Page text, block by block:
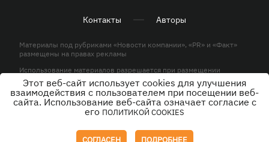
Контакты Авторы
Материалы под рубриками «Новости компании», «PR» и «Факт»
размещены на правах рекламы
Использование материалов разрешается при размещении
активной гиперссылки на KP.UA в первом абзаце.
© ООО «ЮЛАВ МЕДИА»,2026. Все права защищены.
Этот веб-сайт использует cookies для улучшения
взаимодействия с пользователем при посещении веб-
сайта. Использование веб-сайта означает согласие с
его ПОЛИТИКОЙ COOKIES
СОГЛАСЕН ПОДРОБНЕЕ